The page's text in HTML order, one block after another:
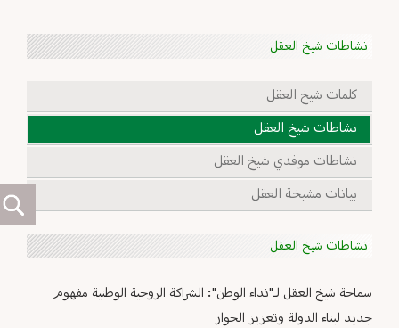
نشاطات شيخ العقل
كلمات شيخ العقل
نشاطات شيخ العقل
نشاطات موفدي شيخ العقل
بيانات مشيخة العقل
نشاطات شيخ العقل
سماحة شيخ العقل لـ"نداء الوطن": الشراكة الروحية الوطنية مفهوم
جديد لبناء الدولة وتعزيز الحوار